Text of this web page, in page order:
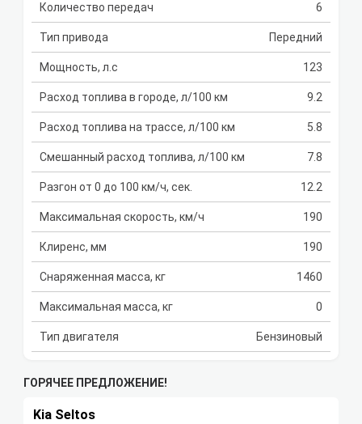
Количество передач 6
Тип привода Передний
Мощность, л.с 123
Расход топлива в городе, л/100 км 9.2
Расход топлива на трассе, л/100 км 5.8
Смешанный расход топлива, л/100 км 7.8
Разгон от 0 до 100 км/ч, сек. 12.2
Максимальная скорость, км/ч 190
Клиренс, мм 190
Снаряженная масса, кг 1460
Максимальная масса, кг 0
Тип двигателя Бензиновый
ГОРЯЧЕЕ ПРЕДЛОЖЕНИЕ!
Kia Seltos